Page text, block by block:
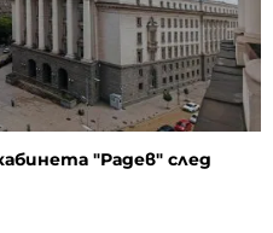
"Радев" след